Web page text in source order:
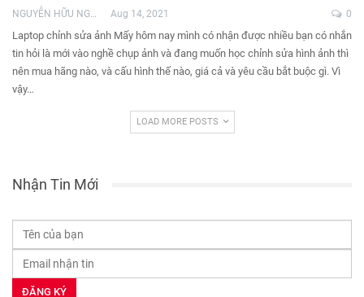
NGUYỄN HỮU NGHĨA Aug 14, 2021 0
Laptop chỉnh sửa ảnh Mấy hôm nay mình có nhận được nhiều bạn có nhắn
tin hỏi là mới vào nghề chụp ảnh và đang muốn học chỉnh sửa hình ảnh thì
nên mua hãng nào, và cấu hình thế nào, giá cả và yêu cầu bắt buộc gì. Vì
vậy…
LOAD MORE POSTS
Nhận Tin Mới